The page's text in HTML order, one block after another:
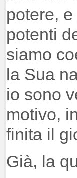
potere,
potenti
siamo
la Sua
io sono
motivo,
finita il
Già, la